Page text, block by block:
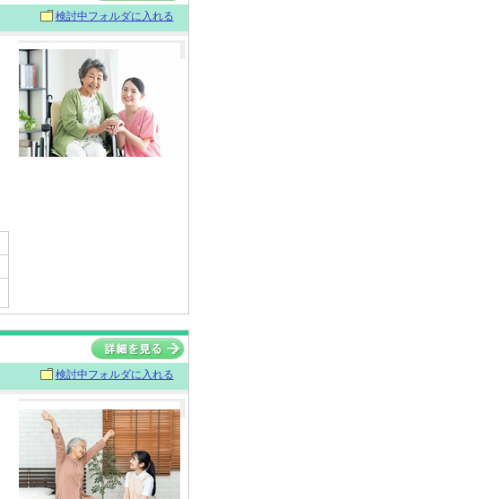
検討中フォルダに入れる
検討中フォルダに入れる